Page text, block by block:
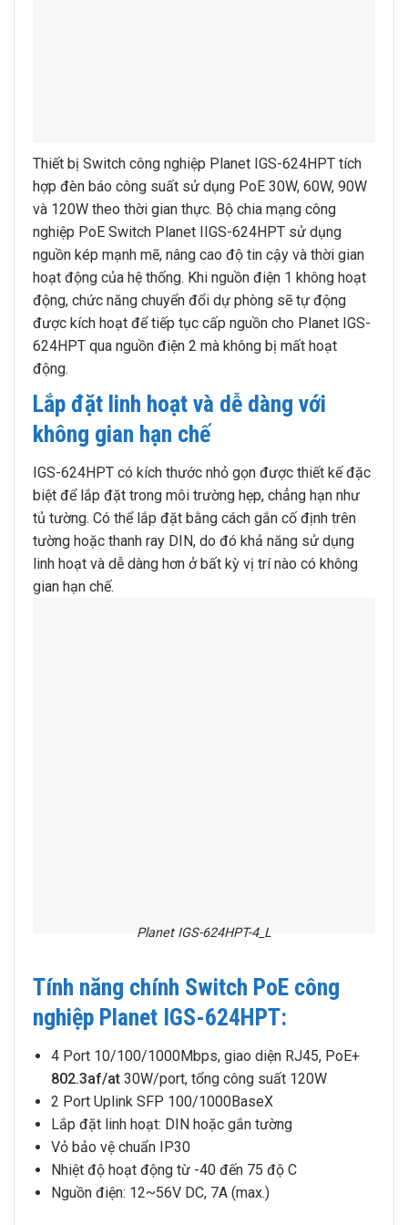
Thiết bị Switch công nghiệp Planet IGS-624HPT tích
hợp đèn báo công suất sử dụng PoE 30W, 60W, 90W
và 120W theo thời gian thực. Bộ chia mạng công
nghiệp PoE Switch Planet IIGS-624HPT sử dụng
nguồn kép mạnh mẽ, nâng cao độ tin cậy và thời gian
hoạt động của hệ thống. Khi nguồn điện 1 không hoạt
động, chức năng chuyển đổi dự phòng sẽ tự động
được kích hoạt để tiếp tục cấp nguồn cho Planet IGS-
624HPT qua nguồn điện 2 mà không bị mất hoạt
động.
Lắp đặt linh hoạt và dễ dàng với
không gian hạn chế
IGS-624HPT có kích thước nhỏ gọn được thiết kế đặc
biệt để lắp đặt trong môi trường hẹp, chẳng hạn như
tủ tường. Có thể lắp đặt bằng cách gắn cố định trên
tường hoặc thanh ray DIN, do đó khả năng sử dụng
linh hoạt và dễ dàng hơn ở bất kỳ vị trí nào có không
gian hạn chế.
Planet IGS-624HPT-4_L
Tính năng chính Switch PoE công
nghiệp Planet IGS-624HPT:
4 Port 10/100/1000Mbps, giao diện RJ45, PoE+
802.3af/at 30W/port, tổng công suất 120W
2 Port Uplink SFP 100/1000BaseX
Lắp đặt linh hoạt: DIN hoặc gắn tường
Vỏ bảo vệ chuẩn IP30
Nhiệt độ hoạt động từ -40 đến 75 độ C
Nguồn điện: 12~56V DC, 7A (max.)